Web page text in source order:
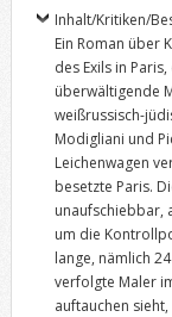
Inhalt/Kritiken/
Ein Roman über
des Exils in
überwältigende
weißrussisch-
Modigliani und
Leichenwagen
besetzte Paris.
unaufschiebbar,
um die
lange, nämlich
verfolgte Maler
auftauchen